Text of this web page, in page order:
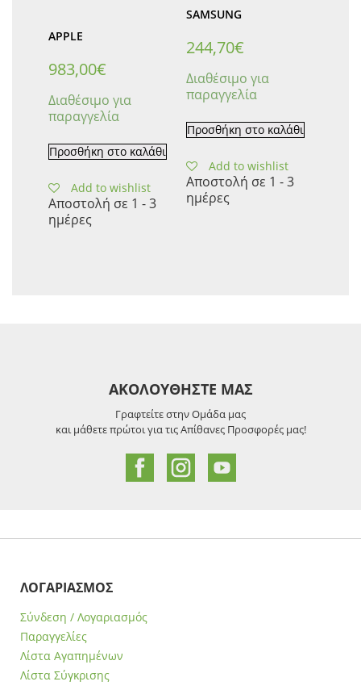
APPLE
983,00€
Διαθέσιμο για
παραγγελία
Προσθήκη στο καλάθι
Add to wishlist
Αποστολή σε 1 - 3
ημέρες
SAMSUNG
244,70€
Διαθέσιμο για
παραγγελία
Προσθήκη στο καλάθι
Add to wishlist
Αποστολή σε 1 - 3
ημέρες
ΑΚΟΛΟΥΘΗΣΤΕ ΜΑΣ
Γραφτείτε στην Ομάδα μας
και μάθετε πρώτοι για τις Απίθανες Προσφορές μας!
ΛΟΓΑΡΙΑΣΜΟΣ
Σύνδεση / Λογαριασμός
Παραγγελίες
Λίστα Αγαπημένων
Λίστα Σύγκρισης